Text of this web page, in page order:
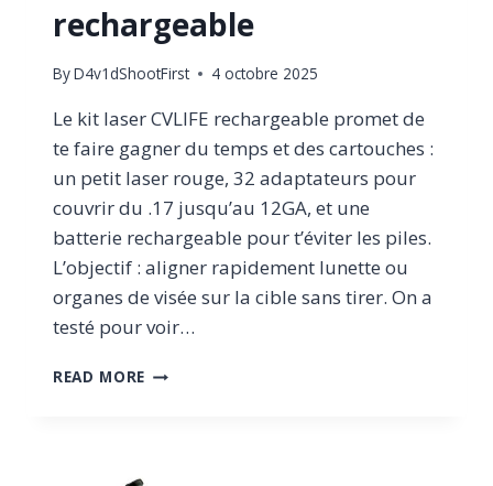
rechargeable
ByD4v1dShootFirst 4 octobre 2025
Le kit laser CVLIFE rechargeable promet de
te faire gagner du temps et des cartouches :
un petit laser rouge, 32 adaptateurs pour
couvrir du .17 jusqu’au 12GA, et une
batterie rechargeable pour t’éviter les piles.
L’objectif : aligner rapidement lunette ou
organes de visée sur la cible sans tirer. On a
testé pour voir…
READ MORE TEST